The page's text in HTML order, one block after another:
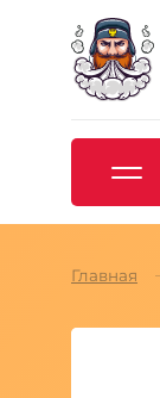
Главная